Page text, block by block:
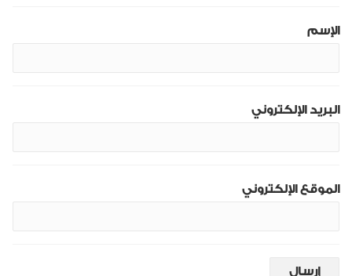
الإسم
البريد الإلكتروني
الموقع الإلكتروني